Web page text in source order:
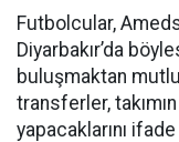
Futbolcular,
Diyarbakır’da
buluşmaktan
transferler,
yapacaklarını